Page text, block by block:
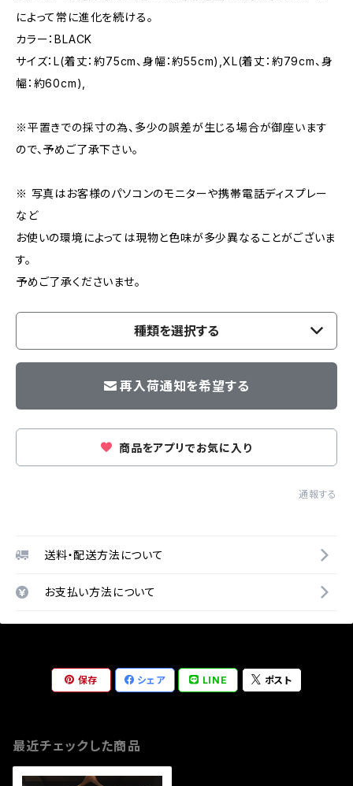
によって常に進化を続ける。
カラー：BLACK
サイズ：L(着丈：約75cm、身幅：約55cm),XL(着丈：約79cm、身
幅：約60cm),
※平置きでの採寸の為、多少の誤差が生じる場合が御座います
ので、予めご了承下さい。
※ 写真はお客様のパソコンのモニターや携帯電話ディスプレー
など
お使いの環境によっては現物と色味が多少異なることがございま
す。
予めご了承くださいませ。
種類を選択する
再入荷通知を希望する
商品をアプリでお気に入り
通報する
送料・配送方法について
お支払い方法について
保存 シェア LINE ポスト
最近チェックした商品